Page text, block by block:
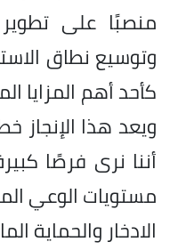
منصبًا على
وتوسيع نطاق
كأحد أهم
ويعد هذا الإنجاز
أننا نرى فرصًا
مستويات الوعي
الادخار والحماية